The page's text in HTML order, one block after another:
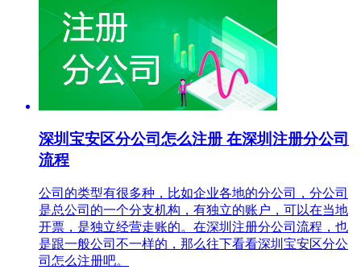
深圳宝安区分公司怎么注册 在深圳注册分公司
流程
公司的类型有很多种，比如企业各地的分公司，分公司
是总公司的一个分支机构，有独立的账户，可以在当地
开票，是独立经营走账的。在深圳注册分公司流程，也
是跟一般公司不一样的，那么往下看看深圳宝安区分公
司怎么注册吧。